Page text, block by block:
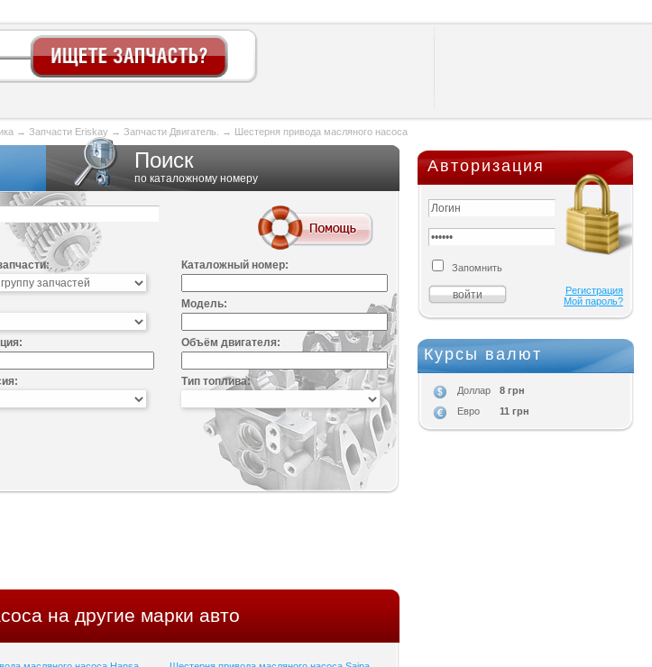
→ Запчасти Eriskay → Запчасти Двигатель. → Шестерня привода масляного насоса
Поиск
по каталожному номеру
Каталожный номер:
Модель:
Объём двигателя:
Тип топлива:
на другие марки авто
Авторизация
Запомнить
Регистрация
Мой пароль?
Курсы валют
Доллар
8 грн
Евро
11 грн